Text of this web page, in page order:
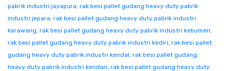
pabrik industri jayapura, rak besi pallet gudang heavy duty pabrik
industri jepara, rak besi pallet gudang heavy duty pabrik industri
karawang, rak besi pallet gudang heavy duty pabrik industri kebumen,
rak besi pallet gudang heavy duty pabrik industri kediri, rak besi pallet
gudang heavy duty pabrik industri kendal, rak besi pallet gudang
heavy duty pabrik industri kendari, rak besi pallet gudang heavy duty